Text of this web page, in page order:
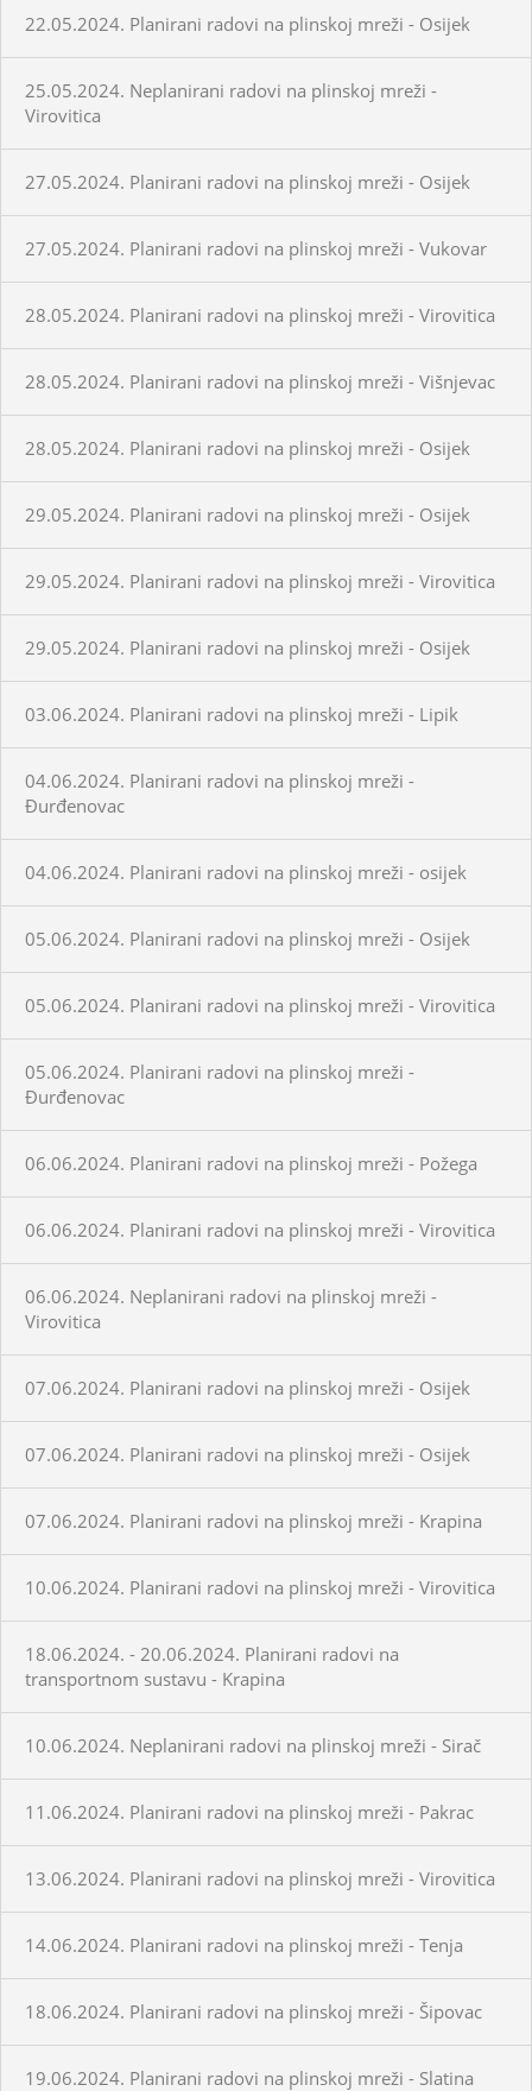
22.05.2024. Planirani radovi na plinskoj mreži - Osijek
25.05.2024. Neplanirani radovi na plinskoj mreži -
Virovitica
27.05.2024. Planirani radovi na plinskoj mreži - Osijek
27.05.2024. Planirani radovi na plinskoj mreži - Vukovar
28.05.2024. Planirani radovi na plinskoj mreži - Virovitica
28.05.2024. Planirani radovi na plinskoj mreži - Višnjevac
28.05.2024. Planirani radovi na plinskoj mreži - Osijek
29.05.2024. Planirani radovi na plinskoj mreži - Osijek
29.05.2024. Planirani radovi na plinskoj mreži - Virovitica
29.05.2024. Planirani radovi na plinskoj mreži - Osijek
03.06.2024. Planirani radovi na plinskoj mreži - Lipik
04.06.2024. Planirani radovi na plinskoj mreži -
Đurđenovac
04.06.2024. Planirani radovi na plinskoj mreži - osijek
05.06.2024. Planirani radovi na plinskoj mreži - Osijek
05.06.2024. Planirani radovi na plinskoj mreži - Virovitica
05.06.2024. Planirani radovi na plinskoj mreži -
Đurđenovac
06.06.2024. Planirani radovi na plinskoj mreži - Požega
06.06.2024. Planirani radovi na plinskoj mreži - Virovitica
06.06.2024. Neplanirani radovi na plinskoj mreži -
Virovitica
07.06.2024. Planirani radovi na plinskoj mreži - Osijek
07.06.2024. Planirani radovi na plinskoj mreži - Osijek
07.06.2024. Planirani radovi na plinskoj mreži - Krapina
10.06.2024. Planirani radovi na plinskoj mreži - Virovitica
18.06.2024. - 20.06.2024. Planirani radovi na
transportnom sustavu - Krapina
10.06.2024. Neplanirani radovi na plinskoj mreži - Sirač
11.06.2024. Planirani radovi na plinskoj mreži - Pakrac
13.06.2024. Planirani radovi na plinskoj mreži - Virovitica
14.06.2024. Planirani radovi na plinskoj mreži - Tenja
18.06.2024. Planirani radovi na plinskoj mreži - Šipovac
19.06.2024. Planirani radovi na plinskoj mreži - Slatina